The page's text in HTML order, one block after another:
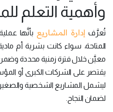
وأهمية التعلم
تُعرَّف إدارة المشاريع بأنَّها
المتاحة، سواء كانت بشرية أم
معيَّن خلال فترة زمنية محددة وضمن
يقتصر على الشركات الكبرى أو
ليشمل المشاريع الشخصية
لضمان النجاح.